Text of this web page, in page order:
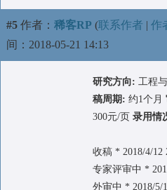
#5 作者： 稀客RP (联系作者 | 作
间：2018-05-21 14:13
研究方向: 工程
稿周期: 约1个月
300元/页 录用情
收稿 * 2018/4/12
专家评审中 *
外审中 * 2018/5/